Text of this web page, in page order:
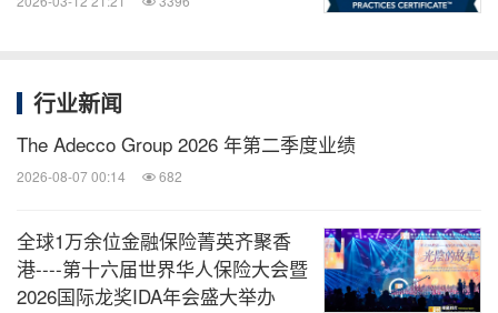
行业新闻
The Adecco Group 2026 年第二季度业绩
2026-08-07 00:14 682
全球1万余位金融保险菁英齐聚香
港----第十六届世界华人保险大会暨
2026国际龙奖IDA年会盛大举办